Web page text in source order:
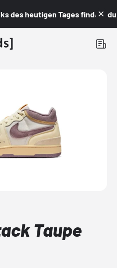
des heutigen Tages findest du
Taupe